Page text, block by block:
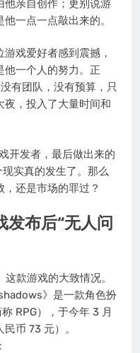
他亲自创作；更别说游
一点一点敲出来的。
戏爱好者感到震撼，
他一个人的努力。正
有团队，没有预算，只
夜，投入了大量时间和
开发者，最后做出来的
实真的发生了。那么
还是市场的罪过？
发布后“无人问
款游戏的大致情况。
》是一款角色扮
RPG），于今年 3 月
币 73 元）。